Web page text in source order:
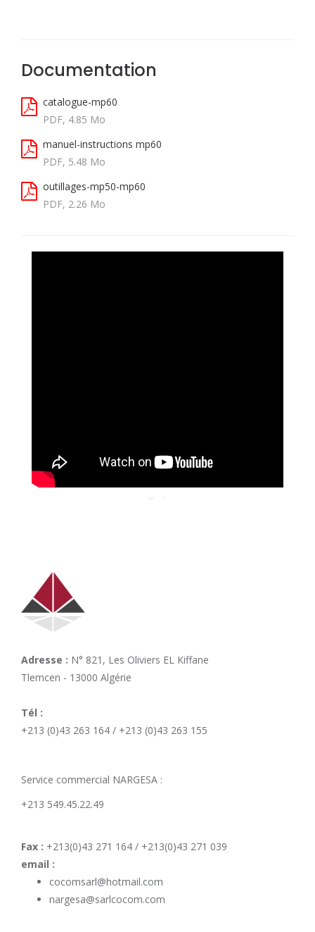
Documentation
catalogue-mp60
PDF, 4.85 Mo
manuel-instructions mp60
PDF, 5.48 Mo
outillages-mp50-mp60
PDF, 2.26 Mo
Adresse : N° 821, Les Oliviers EL Kiffane
Tlemcen - 13000 Algérie
Tél :
+213 (0)43 263 164 / +213 (0)43 263 155
Service commercial NARGESA :
+213 549.45.22.49
Fax : +213(0)43 271 164 / +213(0)43 271 039
email :
cocomsarl@hotmail.com
nargesa@sarlcocom.com